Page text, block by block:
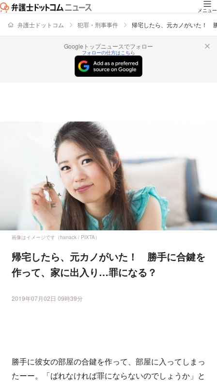
メニュー
弁護士ドットコム 犯罪・刑事事件 帰宅したら、元カノがいた！
Googleトップニュースでフォロー
フォローの仕方はこちら
画像はイメージです（hanack / PIXTA）
帰宅したら、元カノがいた！ 勝手に合鍵を
作って、家に出入り…罪になる？
2019年07月02日 09時39分
勝手に彼女の部屋の合鍵を作って、部屋に入ってしまっ
たーー。「ばれなければ罪にならないのでしょうか」と